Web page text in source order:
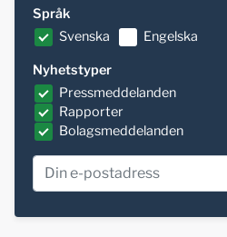
Språk
Svenska
Engelska
Nyhetstyper
Pressmeddelanden
Rapporter
Bolagsmeddelanden